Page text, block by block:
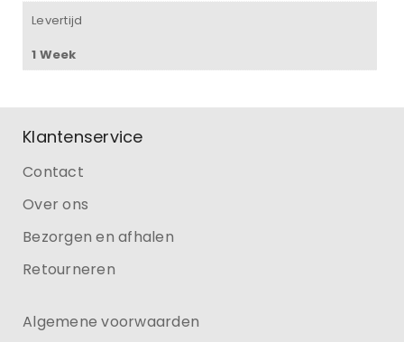
Levertijd
1 Week
Klantenservice
Contact
Over ons
Bezorgen en afhalen
Retourneren
Algemene voorwaarden